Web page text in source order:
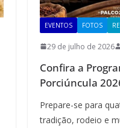
EVENTOS FOTOS
29 de julho de 2026
Confira a
Porciúncula
Prepare-se para
tradição, rodeio e